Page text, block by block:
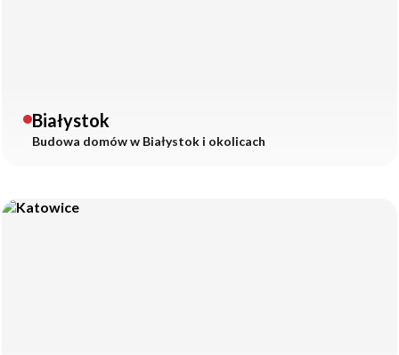
Białystok
Budowa domów w Białystok i okolicach